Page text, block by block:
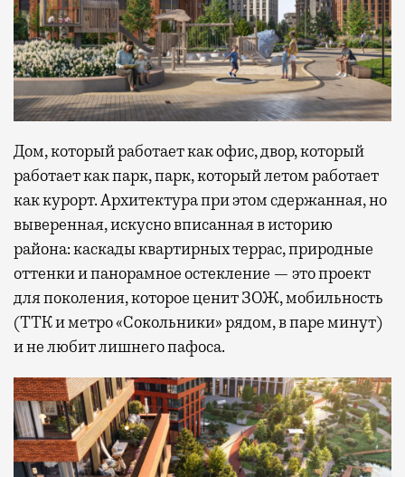
Дом, который работает как офис, двор, который
работает как парк, парк, который летом работает
как курорт. Архитектура при этом сдержанная, но
выверенная, искусно вписанная в историю
района: каскады квартирных террас, природные
оттенки и панорамное остекление — это проект
для поколения, которое ценит ЗОЖ, мобильность
(ТТК и метро «Сокольники» рядом, в паре минут)
и не любит лишнего пафоса.